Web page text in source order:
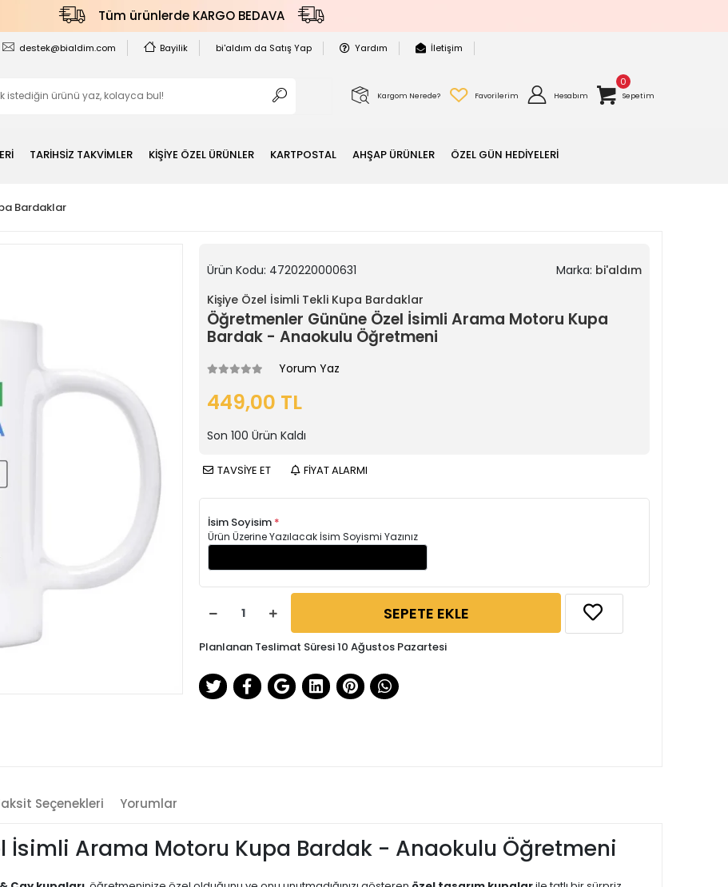
Tüm ürünlerde KARGO BEDAVA
destek@bialdim.com Bayilik bi'aldım da Satış Yap Yardım İletişim
Kargom Nerede? Favorilerim Hesabım
0
Sepetim
TARİHSİZ TAKVİMLER KİŞİYE ÖZEL ÜRÜNLER KARTPOSTAL AHŞAP ÜRÜNLER ÖZEL GÜN HEDİYELERİ
Bardaklar
Ürün Kodu: 4720220000631 Marka: bi'aldım
Kişiye Özel İsimli Tekli Kupa Bardaklar
Öğretmenler Gününe Özel İsimli Arama Motoru Kupa
Bardak - Anaokulu Öğretmeni
Yorum Yaz
449,00 TL
Son 100 Ürün Kaldı
TAVSİYE ET FİYAT ALARMI
İsim Soyisim *
Ürün Üzerine Yazılacak İsim Soyismi Yazınız
SEPETE EKLE
Planlanan Teslimat Süresi 10 Ağustos Pazartesi
Seçenekleri Yorumlar
İsimli Arama Motoru Kupa Bardak - Anaokulu Öğretmeni